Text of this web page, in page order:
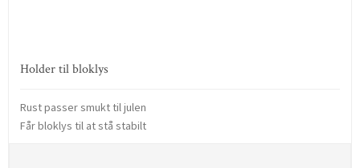
Holder til bloklys
Rust passer smukt til julen
Får bloklys til at stå stabilt